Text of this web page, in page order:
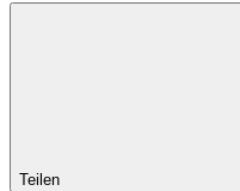
Teilen